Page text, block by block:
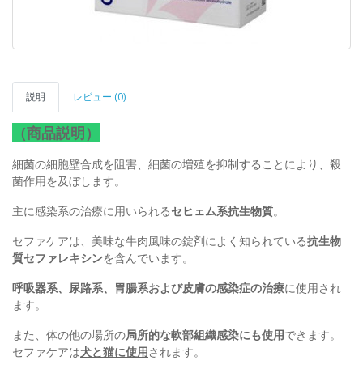
説明 レビュー (0)
（商品説明）
細菌の細胞壁合成を阻害、細菌の増殖を抑制することにより、殺
菌作用を及ぼします。
主に感染系の治療に用いられるセヒェム系抗生物質。
セファケアは、美味な牛肉風味の錠剤によく知られている抗生物
質セファレキシンを含んでいます。
呼吸器系、尿路系、胃腸系および皮膚の感染症の治療に使用され
ます。
また、体の他の場所の局所的な軟部組織感染にも使用できます。
セファケアは犬と猫に使用されます。